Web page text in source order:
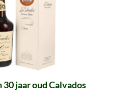
jaar oud Calvados